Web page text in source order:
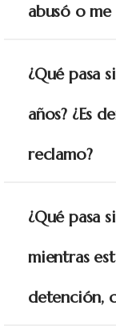
abusó o
¿Qué pasa
años? ¿Es
reclamo?
¿Qué pasa
mientras
detención,